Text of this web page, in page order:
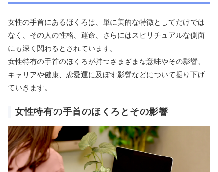
女性の手首にあるほくろは、単に美的な特徴としてだけでは
なく、その人の性格、運命、さらにはスピリチュアルな側面
にも深く関わるとされています。
女性特有の手首のほくろが持つさまざまな意味やその影響、
キャリアや健康、恋愛運に及ぼす影響などについて掘り下げ
ていきます。
女性特有の手首のほくろとその影響